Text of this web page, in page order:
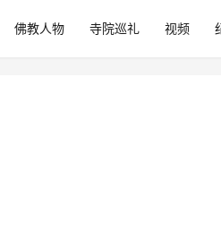
佛教人物 寺院巡礼 视频